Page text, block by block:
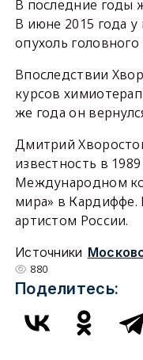
В последние годы
В июне 2015 года у
опухоль головного
Впоследствии
курсов
же года он
Дмитрий
известность в
Международном
мира» в Кардиффе.
артистом России.
Источники
880
Поделитесь: